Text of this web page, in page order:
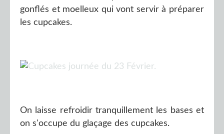
gonflés et moelleux qui vont servir à préparer
les cupcakes.
On laisse refroidir tranquillement les bases et
on s'occupe du glaçage des cupcakes.